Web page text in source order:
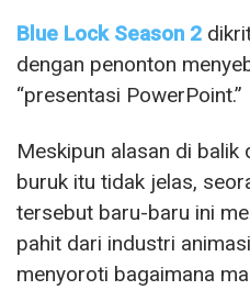
Blue Lock Season 2
dengan penonton
“presentasi PowerPoint.”
Meskipun alasan di balik
buruk itu tidak jelas,
tersebut baru-baru ini
pahit dari industri
menyoroti bagaimana